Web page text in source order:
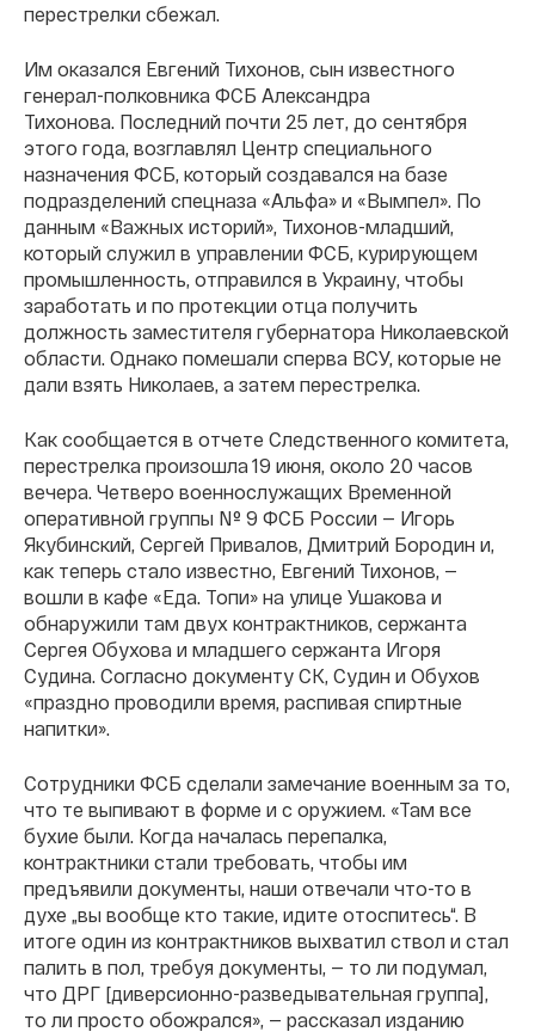
перестрелки сбежал.
Им оказался Евгений Тихонов, сын известного
генерал-полковника ФСБ Александра
Тихонова. Последний почти 25 лет, до сентября
этого года, возглавлял Центр специального
назначения ФСБ, который создавался на базе
подразделений спецназа «Альфа» и «Вымпел». По
данным «Важных историй», Тихонов-младший,
который служил в управлении ФСБ, курирующем
промышленность, отправился в Украину, чтобы
заработать и по протекции отца получить
должность заместителя губернатора Николаевской
области. Однако помешали сперва ВСУ, которые не
дали взять Николаев, а затем перестрелка.
Как сообщается в отчете Следственного комитета,
перестрелка произошла 19 июня, около 20 часов
вечера. Четверо военнослужащих Временной
оперативной группы № 9 ФСБ России — Игорь
Якубинский, Сергей Привалов, Дмитрий Бородин и,
как теперь стало известно, Евгений Тихонов, —
вошли в кафе «Еда. Топи» на улице Ушакова и
обнаружили там двух контрактников, сержанта
Сергея Обухова и младшего сержанта Игоря
Судина. Согласно документу СК, Судин и Обухов
«праздно проводили время, распивая спиртные
напитки».
Сотрудники ФСБ сделали замечание военным за то,
что те выпивают в форме и с оружием. «Там все
бухие были. Когда началась перепалка,
контрактники стали требовать, чтобы им
предъявили документы, наши отвечали что-то в
духе „вы вообще кто такие, идите отоспитесь“. В
итоге один из контрактников выхватил ствол и стал
палить в пол, требуя документы, — то ли подумал,
что ДРГ [диверсионно-разведывательная группа],
то ли просто обожрался», — рассказал изданию